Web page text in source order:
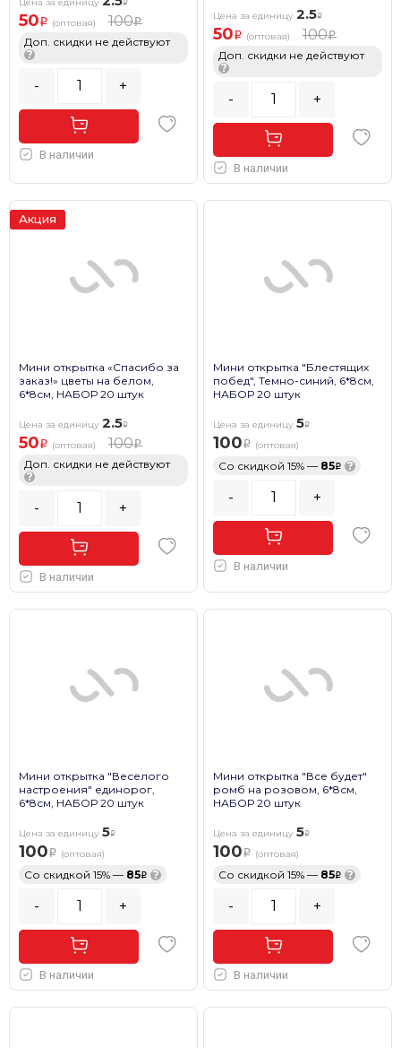
50 (оптовая) 100
Доп. скидки не действуют
?
- +
В наличии
Цена за единицу 2.5
50 (оптовая) 100
Доп. скидки не действуют
?
- +
В наличии
Акция
Мини открытка «Спасибо за
заказ!» цветы на белом,
6*8см, НАБОР 20 штук
Цена за единицу 2.5
50 (оптовая) 100
Доп. скидки не действуют
?
- +
В наличии
Мини открытка "Блестящих
побед", Темно-синий, 6*8см,
НАБОР 20 штук
Цена за единицу 5
100 (оптовая)
Со скидкой 15% — 85 ?
- +
В наличии
Мини открытка "Веселого
настроения" единорог,
6*8см, НАБОР 20 штук
Цена за единицу 5
100 (оптовая)
Со скидкой 15% — 85 ?
- +
В наличии
Мини открытка "Все будет"
ромб на розовом, 6*8см,
НАБОР 20 штук
Цена за единицу 5
100 (оптовая)
Со скидкой 15% — 85 ?
- +
В наличии